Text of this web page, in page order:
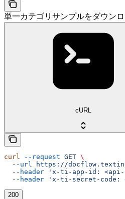
単一カテゴリサンプルをダウン
cURL
curl --request GET \
  --url
https://
  --header
'x-ti-app-id: <api-
  --header
'x-ti-secret-code:
200